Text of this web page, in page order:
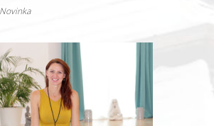
Novinka